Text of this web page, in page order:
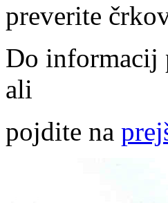
preverite
Do informacij
ali
pojdite na